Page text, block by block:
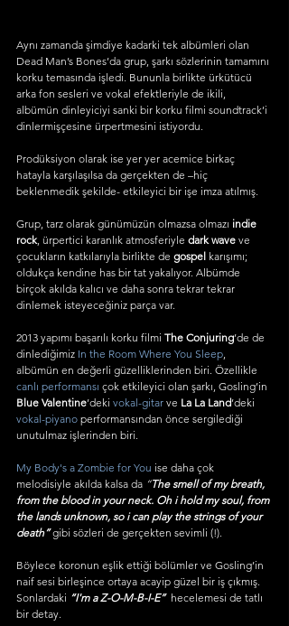
Aynı zamanda şimdiye kadarki tek albümleri olan
Dead Man’s Bones’da grup, şarkı sözlerinin tamamını
korku temasında işledi. Bununla birlikte ürkütücü
arka fon sesleri ve vokal efektleriyle de ikili,
albümün dinleyiciyi sanki bir korku filmi soundtrack’i
dinlermişçesine ürpertmesini istiyordu.
Prodüksiyon olarak ise yer yer acemice birkaç
hatayla karşılaşılsa da gerçekten de –hiç
beklenmedik şekilde- etkileyici bir işe imza atılmış.
Grup, tarz olarak günümüzün olmazsa olmazı indie
rock , ürpertici karanlık atmosferiyle dark wave ve
çocukların katkılarıyla birlikte de gospel karışımı;
oldukça kendine has bir tat yakalıyor. Albümde
birçok akılda kalıcı ve daha sonra tekrar tekrar
dinlemek isteyeceğiniz parça var.
2013 yapımı başarılı korku filmi The Conjuring’de de
dinlediğimiz In the Room Where You Sleep
albümün en değerli güzelliklerinden biri. Özellikle
canlı performansı çok etkileyici olan şarkı, Gosling’in
Blue Valentine’deki vokal-gitar ve La La Land’deki
vokal-piyano performansından önce sergilediği
unutulmaz işlerinden biri.
My Body's a Zombie for You ise daha çok
melodisiyle akılda kalsa da “The smell of my breath,
from the blood in your neck. Oh i hold my soul, from
the lands unknown, so i can play the strings of your
death” gibi sözleri de gerçekten sevimli (!).
Böylece koronun eşlik ettiği bölümler ve Gosling’in
naif sesi birleşince ortaya acayip güzel bir iş çıkmış.
Sonlardaki “I'm a Z-O-M-B-I-E”
  hecelemesi de tatlı
bir detay.